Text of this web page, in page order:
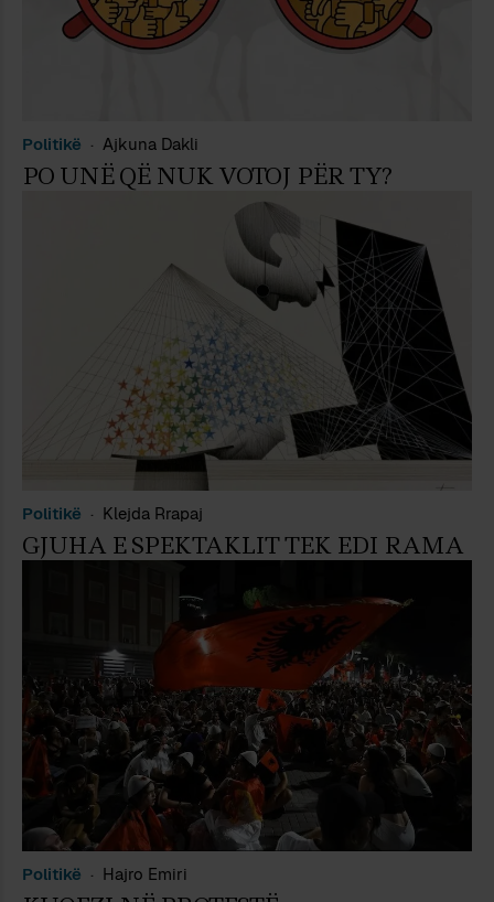
Politikë Ajkuna Dakli
PO UNË QË NUK VOTOJ PËR TY?
Politikë Klejda Rrapaj
GJUHA E SPEKTAKLIT TEK EDI RAMA
Politikë Hajro Emiri